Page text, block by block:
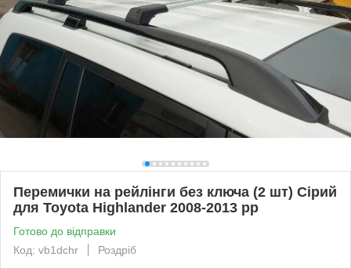
Перемички на рейлінги без ключа (2 шт) Сірий
для Toyota Highlander 2008-2013 рр
Готово до відправки
Код: vb1dchr
Роздріб